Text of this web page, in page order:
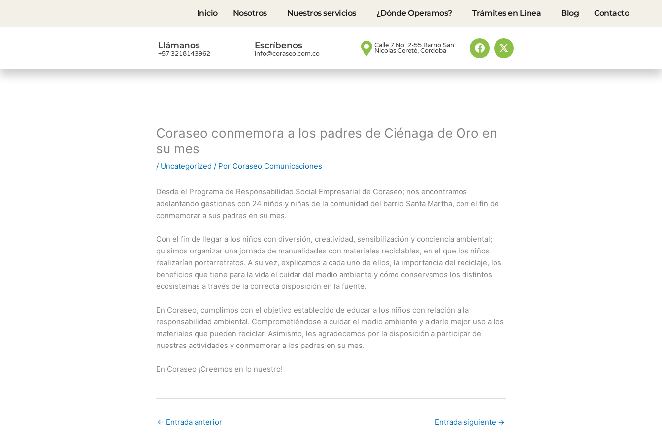
contenido
Inicio Nosotros Nuestros servicios ¿Dónde Operamos? Trámites en Línea Blog Contacto
Llámanos
+57 3218143962
Escríbenos
info@coraseo.com.co
Calle 7 No. 2-55 Barrio San
Nicolas Cereté, Cordoba
F
a
e
X
-
w
Coraseo conmemora a los padres de Ciénaga de Oro en
su mes
/ Uncategorized / Por Coraseo Comunicaciones
Desde el Programa de Responsabilidad Social Empresarial de Coraseo; nos encontramos
adelantando gestiones con 24 niños y niñas de la comunidad del barrio Santa Martha, con el fin de
conmemorar a sus padres en su mes.
Con el fin de llegar a los niños con diversión, creatividad, sensibilización y conciencia ambiental;
quisimos organizar una jornada de manualidades con materiales reciclables, en el que los niños
realizarían portarretratos. A su vez, explicamos a cada uno de ellos, la importancia del reciclaje, los
beneficios que tiene para la vida el cuidar del medio ambiente y cómo conservamos los distintos
ecosistemas a través de la correcta disposición en la fuente.
En Coraseo, cumplimos con el objetivo establecido de educar a los niños con relación a la
responsabilidad ambiental. Comprometiéndose a cuidar el medio ambiente y a darle mejor uso a los
materiales que pueden reciclar. Asimismo, les agradecemos por la disposición a participar de
nuestras actividades y conmemorar a los padres en su mes.
En Coraseo ¡Creemos en lo nuestro!
← Entrada anterior Entrada siguiente →